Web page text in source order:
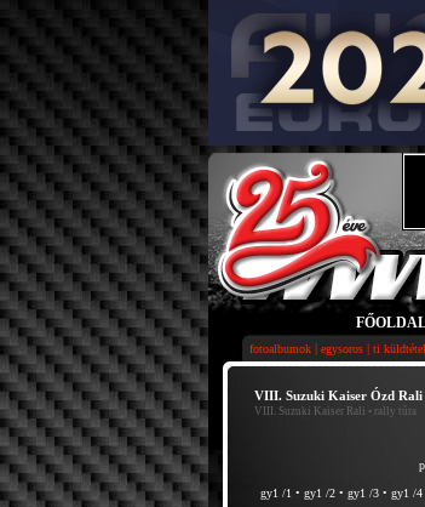
fotoalbumok | egysoros | ti
VIII. Suzuki Kaiser Ózd Rali
VIII. Suzuki Kaiser Rali • rally túra
gy1 /1 • gy1 /2• gy1 /3• gy1 /4